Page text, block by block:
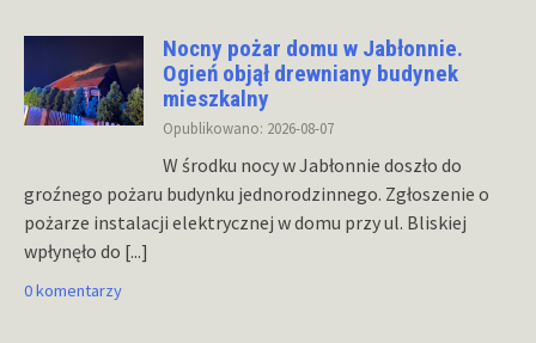
Nocny pożar domu w Jabłonnie.
Ogień objął drewniany budynek
mieszkalny
Opublikowano: 2026-08-07
W środku nocy w Jabłonnie doszło do
groźnego pożaru budynku jednorodzinnego. Zgłoszenie o
pożarze instalacji elektrycznej w domu przy ul. Bliskiej
wpłynęło do [...]
0 komentarzy